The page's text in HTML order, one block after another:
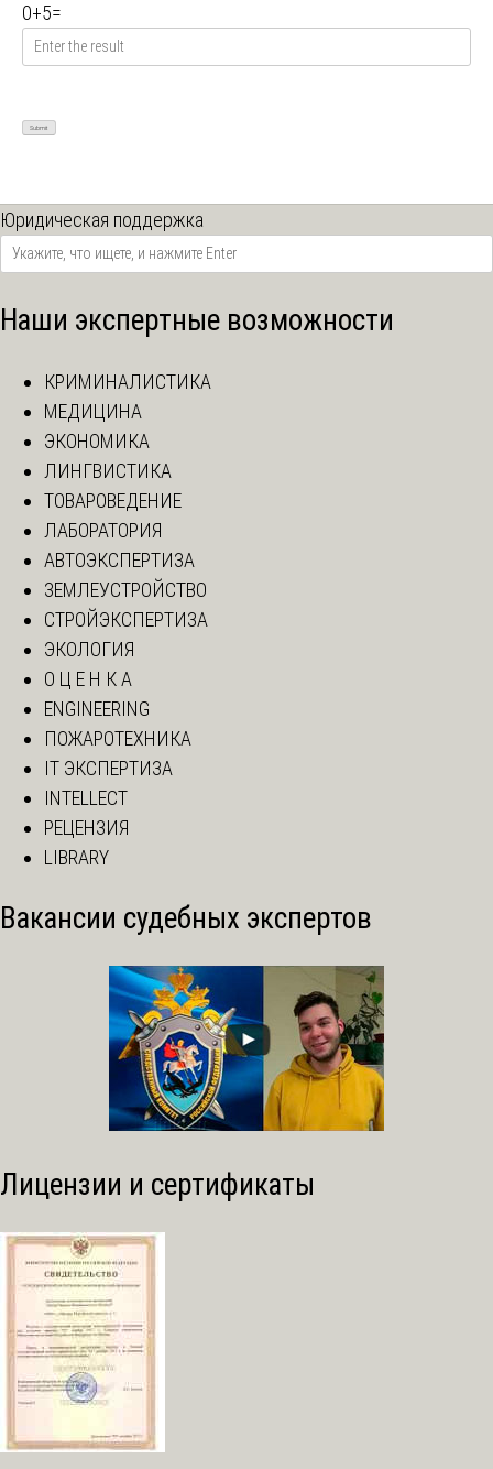
0+5=
Юридическая поддержка
Наши экспертные возможности
КРИМИНАЛИСТИКА
МЕДИЦИНА
ЭКОНОМИКА
ЛИНГВИСТИКА
ТОВАРОВЕДЕНИЕ
ЛАБОРАТОРИЯ
АВТОЭКСПЕРТИЗА
ЗЕМЛЕУСТРОЙСТВО
СТРОЙЭКСПЕРТИЗА
ЭКОЛОГИЯ
О Ц Е Н К А
ENGINEERING
ПОЖАРОТЕХНИКА
IT ЭКСПЕРТИЗА
INTELLECT
РЕЦЕНЗИЯ
LIBRARY
Вакансии судебных экспертов
Лицензии и сертификаты